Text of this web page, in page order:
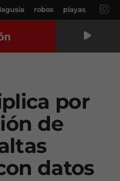
robos playas
por
de
datos